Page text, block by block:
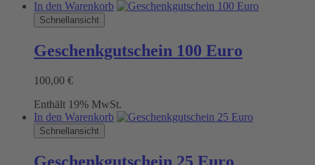
In den Warenkorb
Schnellansicht
Geschenkgutschein 100 Euro
100,00 €
Enthält 19% MwSt.
In den Warenkorb
Schnellansicht
Geschenkgutschein 25 Euro